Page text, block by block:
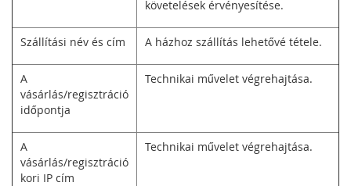
követelések érvényesítése.
Szállítási név és cím A házhoz szállítás lehetővé tétele.
A
vásárlás/regisztráció
időpontja
Technikai művelet végrehajtása.
A
vásárlás/regisztráció
kori IP cím
Technikai művelet végrehajtása.